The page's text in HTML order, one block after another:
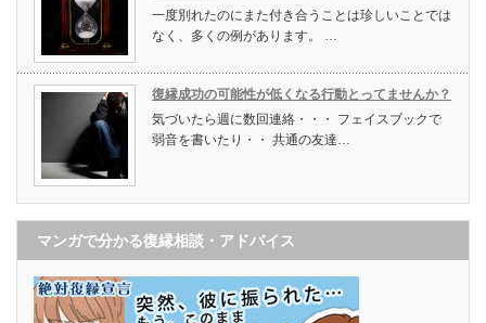
一度別れたのにまた付き合うことは珍しいことでは
なく、多くの例があります。 …
復縁成功の可能性が低くなる行動とってませんか？
気づいたら週に数回連絡・・・ フェイスブックで
弱音を書いたり・・ 共通の友達…
マンガで分かる復縁相談・アドバイス